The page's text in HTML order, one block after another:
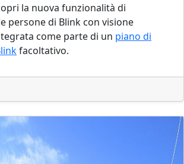
la nuova funzionalità di
persone di Blink con visione
come parte di un piano di
facoltativo.